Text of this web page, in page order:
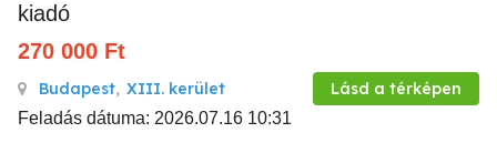
kiadó
270 000 Ft
Budapest, XIII. kerület Lásd a térképen
Feladás dátuma: 2026.07.16 10:31